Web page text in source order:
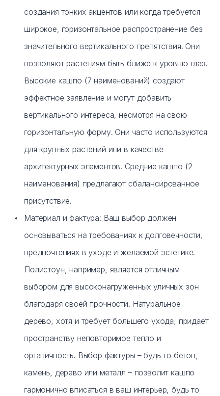
создания тонких акцентов или когда требуется
широкое, горизонтальное распространение без
значительного вертикального препятствия. Они
позволяют растениям быть ближе к уровню глаз.
Высокие кашпо (7 наименований) создают
эффектное заявление и могут добавить
вертикального интереса, несмотря на свою
горизонтальную форму. Они часто используются
для крупных растений или в качестве
архитектурных элементов. Средние кашпо (2
наименования) предлагают сбалансированное
присутствие.
Материал и фактура: Ваш выбор должен
основываться на требованиях к долговечности,
предпочтениях в уходе и желаемой эстетике.
Полистоун, например, является отличным
выбором для высоконагруженных уличных зон
благодаря своей прочности. Натуральное
дерево, хотя и требует большего ухода, придает
пространству неповторимое тепло и
органичность. Выбор фактуры – будь то бетон,
камень, дерево или металл – позволит кашпо
гармонично вписаться в ваш интерьер, будь то